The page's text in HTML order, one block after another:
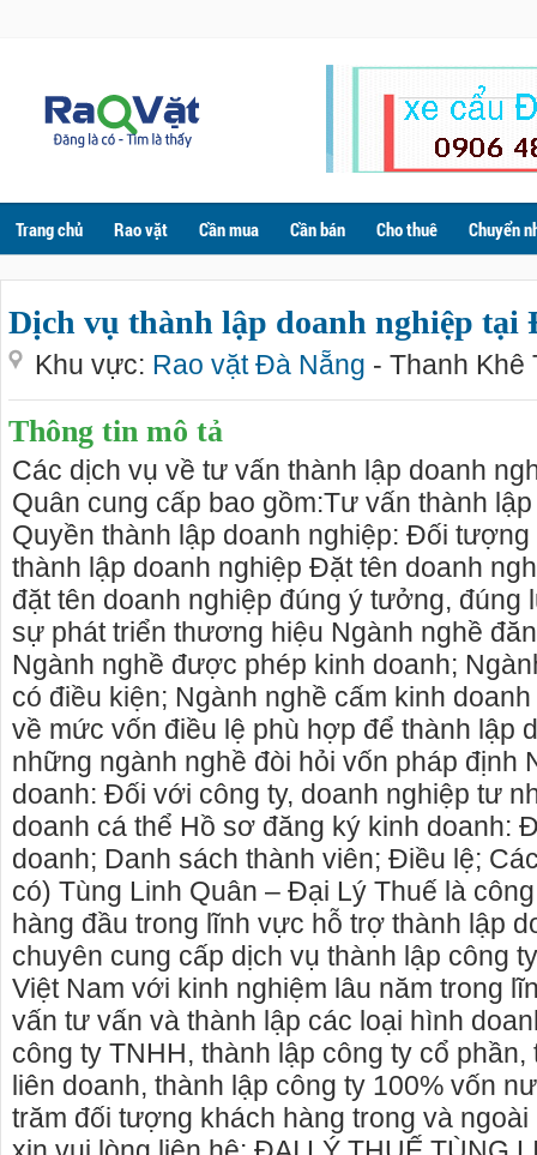
Trang chủ Rao vặt Cần mua Cần bán Cho thuê Chuyển
Dịch vụ thành lập doanh nghiệp tại
Khu vực: Rao vặt Đà Nẵng - Thanh Khê
Thông tin mô tả
Các dịch vụ về tư vấn thành lập doanh
Quân cung cấp bao gồm:Tư vấn thành
Quyền thành lập doanh nghiệp: Đối
thành lập doanh nghiệp Đặt tên doanh
đặt tên doanh nghiệp đúng ý tưởng, đúng
sự phát triển thương hiệu Ngành nghề
Ngành nghề được phép kinh doanh;
có điều kiện; Ngành nghề cấm kinh
về mức vốn điều lệ phù hợp để thành lập
những ngành nghề đòi hỏi vốn pháp định
doanh: Đối với công ty, doanh nghiệp tư
doanh cá thể Hồ sơ đăng ký kinh doanh:
doanh; Danh sách thành viên; Điều lệ;
có) Tùng Linh Quân – Đại Lý Thuế là
hàng đầu trong lĩnh vực hỗ trợ thành lập
chuyên cung cấp dịch vụ thành lập công
Việt Nam với kinh nghiệm lâu năm trong
vấn tư vấn và thành lập các loại hình
công ty TNHH, thành lập công ty cổ phần,
liên doanh, thành lập công ty 100% vốn
trăm đối tượng khách hàng trong và
cho thue xe may phu yen -
phú yên
0387560028 cho thuê xe máy
thuê xe máy ở tại Tuy Hòa Phú
nguyên căn Phú Yên, chuyên cho
căn tại Phú Yên
đang cho thuê nhà nguyên căn
- Phú Yên.